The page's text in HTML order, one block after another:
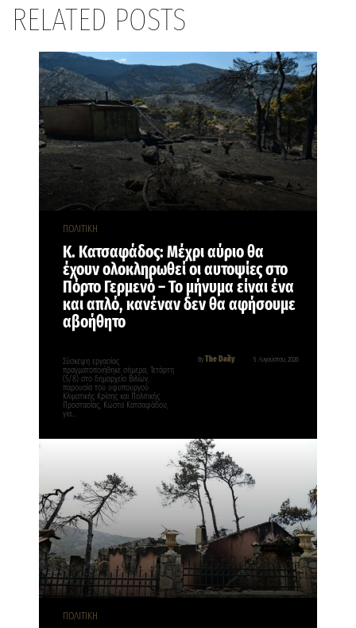
RELATED POSTS
ΠΟΛΙΤΙΚΗ
Κ. Κατσαφάδος: Μέχρι αύριο θα
έχουν ολοκληρωθεί οι αυτοψίες στο
Πόρτο Γερμενό – Το μήνυμα είναι ένα
και απλό, κανέναν δεν θα αφήσουμε
αβοήθητο
By The Daily 5 Αυγούστου, 2026
Σύσκεψη εργασίας
πραγματοποιήθηκε σήμερα, Τετάρτη
(5/8) στο δημαρχείο Βιλίων,
παρουσία του υφυπουργού
Κλιματικής Κρίσης και Πολιτικής
Προστασίας, Κώστα Κατσαφάδου,
για…
ΠΟΛΙΤΙΚΗ